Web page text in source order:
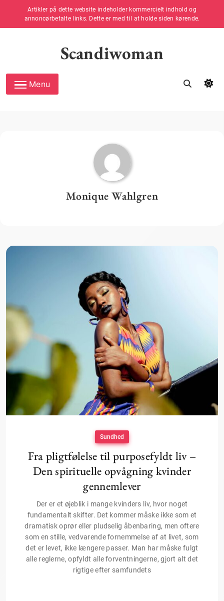
Artikler på dette website indeholder kommercielt indhold og
annoncørbetalte links. Dette er med til at holde siden kørende.
Scandiwoman
Menu
Monique Wahlgren
Sundhed
Fra pligtfølelse til purposefyldt liv –
Den spirituelle opvågning kvinder
gennemlever
Der er et øjeblik i mange kvinders liv, hvor noget
fundamentalt skifter. Det kommer måske ikke som et
dramatisk oprør eller pludselig åbenbaring, men oftere
som en stille, vedvarende fornemmelse af at livet, som
det er levet, ikke længere passer. Man har måske fulgt
alle reglerne, opfyldt alle forventningerne, gjort alt det
rigtige efter samfundets